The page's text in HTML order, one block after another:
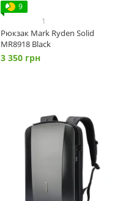
9
1
Рюкзак Mark Ryden Solid
MR8918 Black
3 350 грн